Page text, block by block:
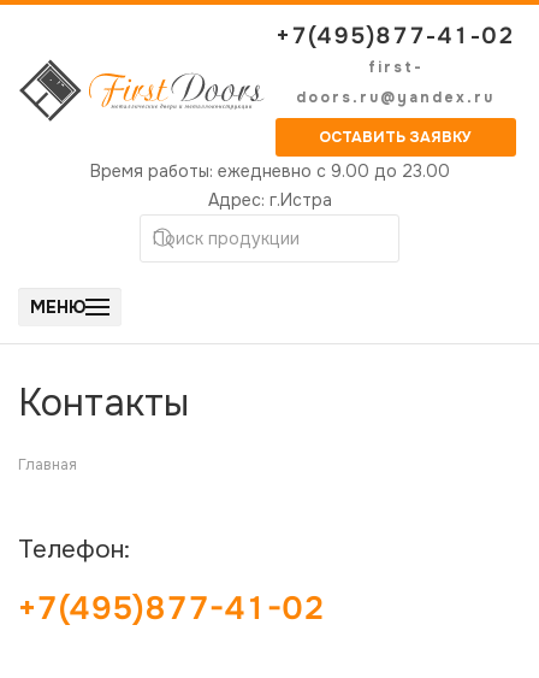
Время работы: ежедневно с 9.00 до 23.00
Адрес: г.Истра
+7(495)877-41-02
first-
doors.ru@yandex.ru
ОСТАВИТЬ ЗАЯВКУ
МЕНЮ
Контакты
Главная
Телефон:
+7(495)877-41-02